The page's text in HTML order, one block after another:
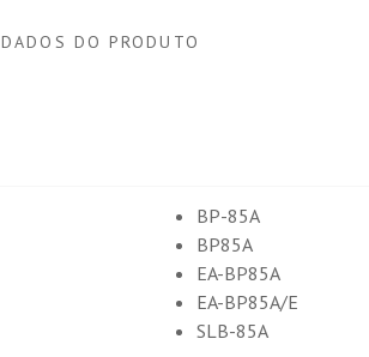
DADOS DO PRODUTO
BP-85A
BP85A
EA-BP85A
EA-BP85A/E
SLB-85A